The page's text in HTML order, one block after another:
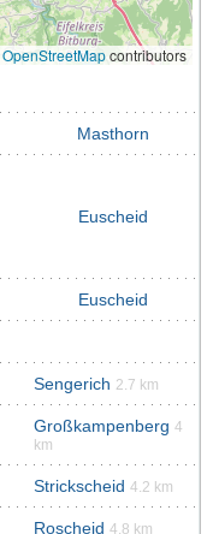
OpenStreetMapcontributors
Masthorn
Euscheid
Euscheid
Sengerich 2.7 km
Großkampenberg 4
km
Strickscheid 4.2 km
Roscheid 4.8 km